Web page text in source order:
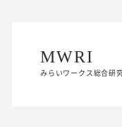
MWRI
みらいワークス総合研
MWRI
みらいワークス総合研